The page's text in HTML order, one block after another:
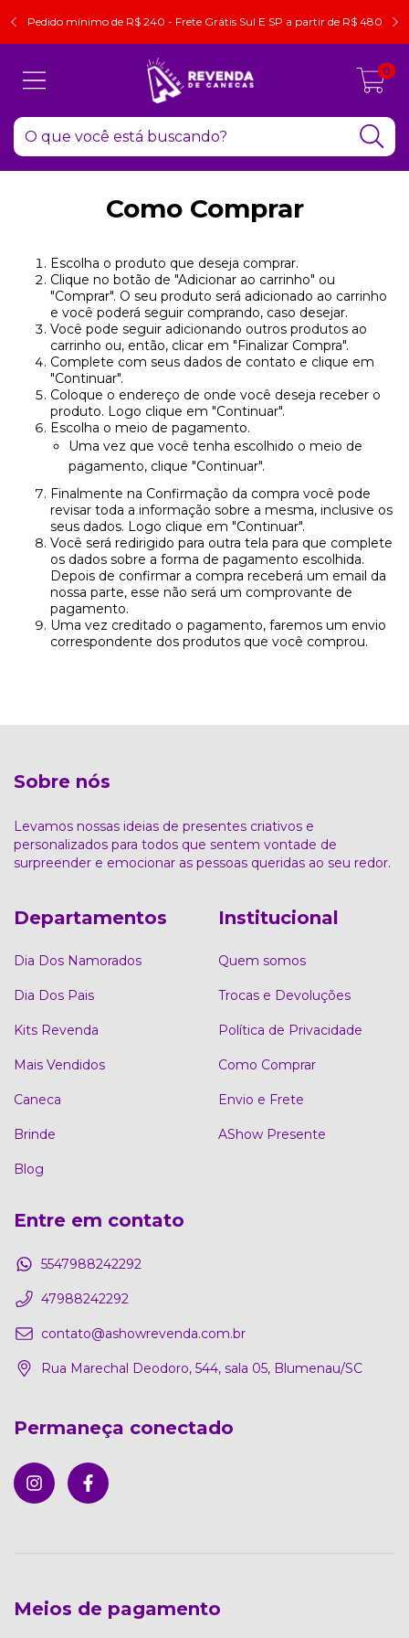
Pedido mínimo de R$ 240 - Frete Grátis Sul E SP a partir de R$ 480
0
Como Comprar
Escolha o produto que deseja comprar.
Clique no botão de "Adicionar ao carrinho" ou
"Comprar". O seu produto será adicionado ao carrinho
e você poderá seguir comprando, caso desejar.
Você pode seguir adicionando outros produtos ao
carrinho ou, então, clicar em "Finalizar Compra".
Complete com seus dados de contato e clique em
"Continuar".
Coloque o endereço de onde você deseja receber o
produto. Logo clique em "Continuar".
Escolha o meio de pagamento.
Uma vez que você tenha escolhido o meio de
pagamento, clique "Continuar".
Finalmente na Confirmação da compra você pode
revisar toda a informação sobre a mesma, inclusive os
seus dados. Logo clique em "Continuar".
Você será redirigido para outra tela para que complete
os dados sobre a forma de pagamento escolhida.
Depois de confirmar a compra receberá um email da
nossa parte, esse não será um comprovante de
pagamento.
Uma vez creditado o pagamento, faremos um envio
correspondente dos produtos que você comprou.
Sobre nós
Levamos nossas ideias de presentes criativos e
personalizados para todos que sentem vontade de
surpreender e emocionar as pessoas queridas ao seu redor.
Departamentos
Dia Dos Namorados
Dia Dos Pais
Kits Revenda
Mais Vendidos
Caneca
Brinde
Blog
Institucional
Quem somos
Trocas e Devoluções
Política de Privacidade
Como Comprar
Envio e Frete
AShow Presente
Entre em contato
5547988242292
47988242292
contato@ashowrevenda.com.br
Rua Marechal Deodoro, 544, sala 05, Blumenau/SC
Permaneça conectado
Meios de pagamento